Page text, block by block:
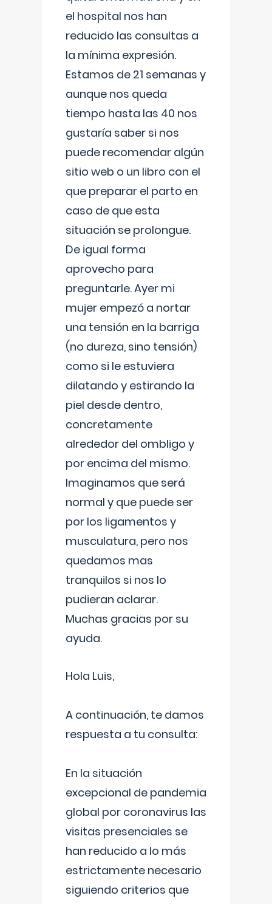
el hospital nos han
reducido las consultas a
la mínima expresión.
Estamos de 21 semanas y
aunque nos queda
tiempo hasta las 40 nos
gustaría saber si nos
puede recomendar algún
sitio web o un libro con el
que preparar el parto en
caso de que esta
situación se prolongue.
De igual forma
aprovecho para
preguntarle. Ayer mi
mujer empezó a nortar
una tensión en la barriga
(no dureza, sino tensión)
como si le estuviera
dilatando y estirando la
piel desde dentro,
concretamente
alrededor del ombligo y
por encima del mismo.
Imaginamos que será
normal y que puede ser
por los ligamentos y
musculatura, pero nos
quedamos mas
tranquilos si nos lo
pudieran aclarar.
Muchas gracias por su
ayuda.
Hola Luis,
A continuación, te damos
respuesta a tu consulta:
En la situación
excepcional de pandemia
global por coronavirus las
visitas presenciales se
han reducido a lo más
estrictamente necesario
siguiendo criterios que